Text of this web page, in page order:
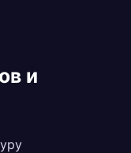
и